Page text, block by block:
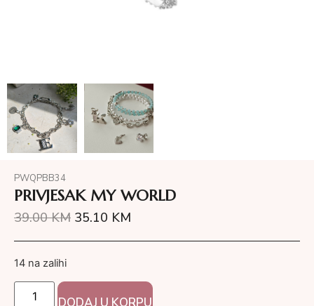
PWQPBB34
PRIVJESAK MY WORLD
39.00KM 35.10 KM
14 na zalihi
DODAJ U KORPU